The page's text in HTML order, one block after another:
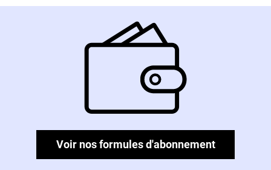
Voir nos formules d'abonnement